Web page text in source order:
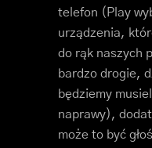
telefon (Play
urządzenia,
do rąk naszych
bardzo drogie,
będziemy
naprawy),
może to być